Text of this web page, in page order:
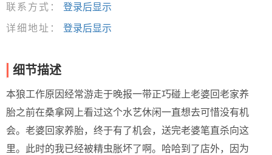
联系方式：
登录后显示
详细地址：
登录后显示
细节描述
本狼工作原因经常游走于晚报一带正巧碰上老婆回老家养
胎之前在桑拿网上看过这个水艺休闲一直想去可惜没有机
会。老婆回家养胎，终于有了机会，送完老婆笔直杀向这
里。此时的我已经被精虫胀坏了啊。哈哈到了店外，因为